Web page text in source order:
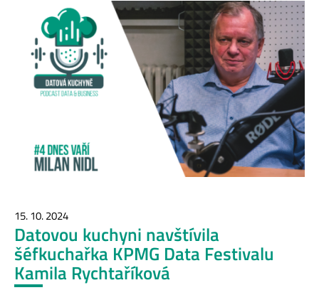
15. 10. 2024
Datovou kuchyni navštívila
šéfkuchařka KPMG Data Festivalu
Kamila Rychtaříková